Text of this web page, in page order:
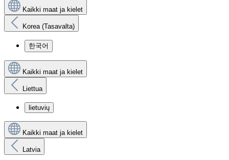
Kaikki maat ja kielet
Korea (Tasavalta)
한국어
Kaikki maat ja kielet
Liettua
lietuvių
Kaikki maat ja kielet
Latvia